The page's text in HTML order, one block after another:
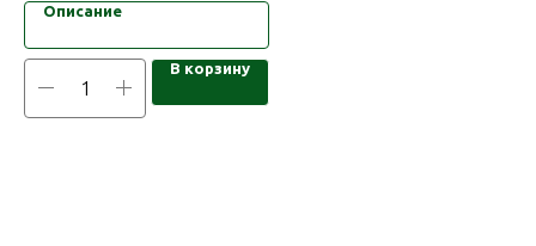
Описание
В корзину